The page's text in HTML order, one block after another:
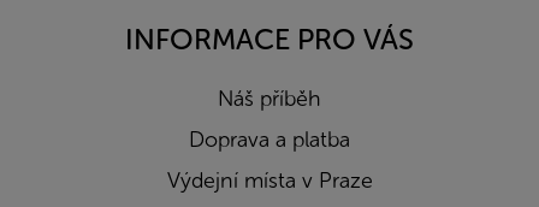
INFORMACE PRO VÁS
Náš příběh
Doprava a platba
Výdejní místa v Praze